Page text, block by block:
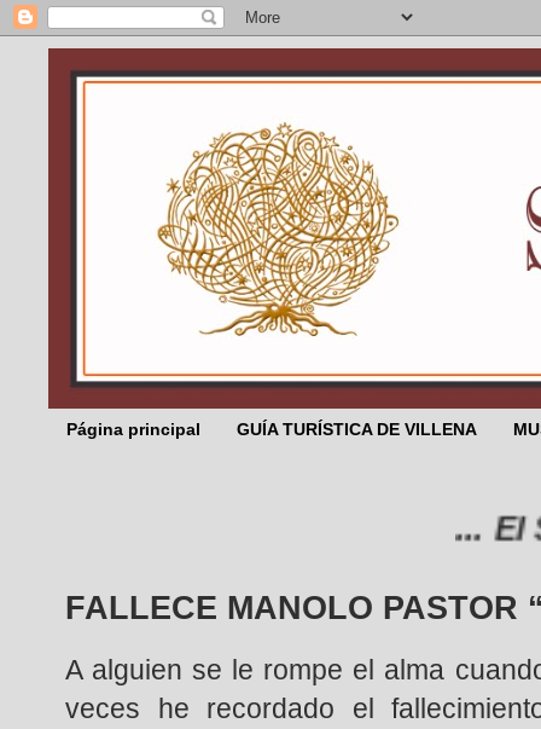
Página principal GUÍA TURÍSTICA DE VILLENA
... El
FALLECE MANOLO PASTOR
A alguien se le rompe el alma
veces he recordado el